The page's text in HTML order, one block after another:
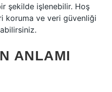
şekilde işlenebilir. Hoş
koruma ve veri güvenliği
ANLAMI